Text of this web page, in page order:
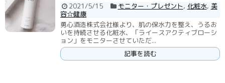
2021/5/15 モニター・プレゼント, 化粧水, 美
容☆健康
勇心酒造株式会社様より、肌の保水力を整え、うるお
いを持続させる化粧水、「ライースアクティブローシ
ョン」をモニターさせていただ...
記事を読む